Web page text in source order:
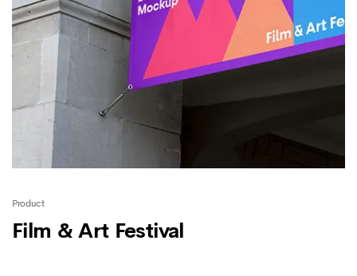
Product
Film & Art Festival